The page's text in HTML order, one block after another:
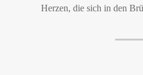
Herzen, die sich in den